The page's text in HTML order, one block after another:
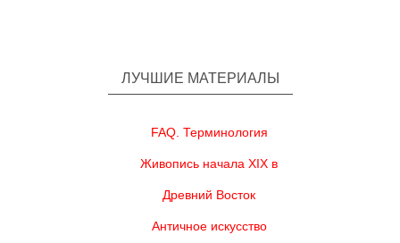
ЛУЧШИЕ МАТЕРИАЛЫ
FAQ. Терминология
Живопись начала XIX в
Древний Восток
Античное искусство